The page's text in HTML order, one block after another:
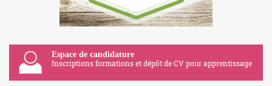
Espace de candidature
Inscriptions formations et dépôt de CV pour apprentissage